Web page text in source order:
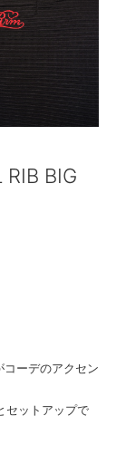
RIB BIG
コーデのアクセン
セットアップで